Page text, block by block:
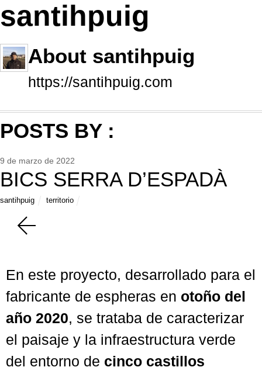
santihpuig
About santihpuig
https://santihpuig.com
POSTS BY :
9 de marzo de 2022
BICS SERRA D’ESPADÀ
santihpuig territorio
En este proyecto, desarrollado para el
fabricante de espheras en otoño del
año 2020, se trataba de caracterizar
el paisaje y la infraestructura verde
del entorno de cinco castillos